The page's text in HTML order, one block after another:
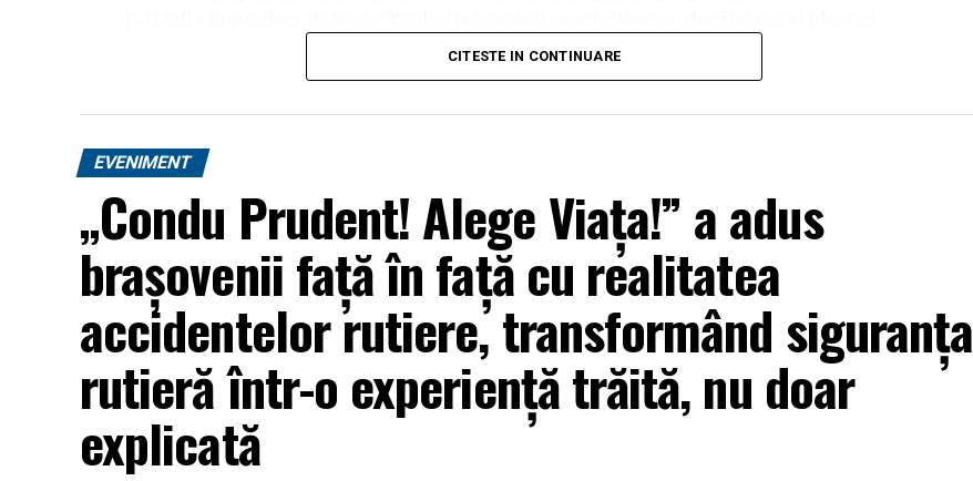
afecțiunea lor „se poate preveni prin alegeri personale” – cea mai mare cifră din toate țările
studiate și cu mult peste media globală de 66%. Această cifră subliniază nevoia de a înțelege
că, dincolo de stilul de viață, există o rezistență biologică ce face procesul de slăbire dificil
CITESTE IN CONTINUARE
EVENIMENT
„Condu Prudent! Alege Viața!” a adus
brașovenii față în față cu realitatea
accidentelor rutiere, transformând siguranța
rutieră într-o experiență trăită, nu doar
explicată